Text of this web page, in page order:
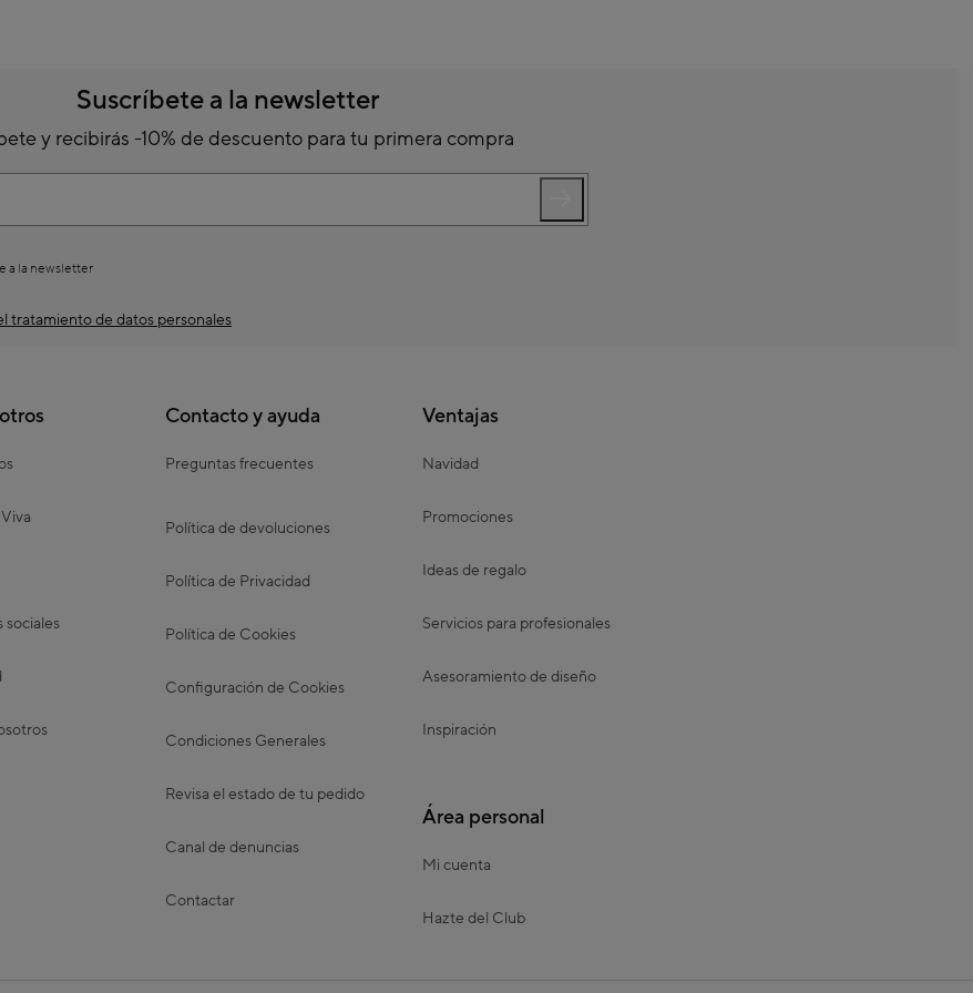
Suscríbete a la newsletter
y recibirás -10% de descuento para tu primera compra
a la newsletter
tratamiento de datos personales
sociales
Contacto y ayuda
Preguntas frecuentes
Política de devoluciones
Política de Privacidad
Política de Cookies
Configuración de Cookies
Condiciones Generales
Revisa el estado de tu pedido
Canal de denuncias
Contactar
Ventajas
Navidad
Promociones
Ideas de regalo
Servicios para profesionales
Asesoramiento de diseño
Inspiración
Área personal
Mi cuenta
Hazte del Club